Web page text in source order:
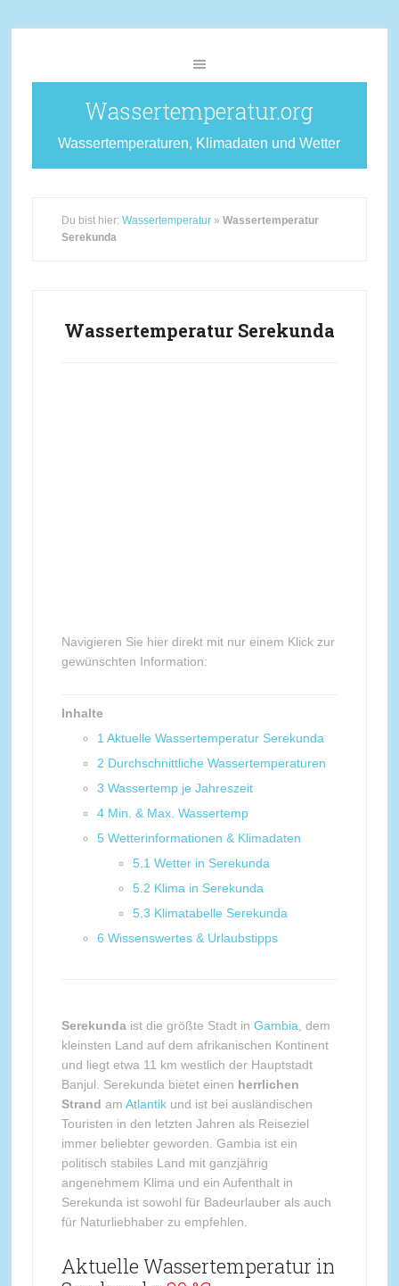
Wassertemperatur.org
Wassertemperaturen, Klimadaten und Wetter
Du bist hier: Wassertemperatur» Wassertemperatur
Serekunda
Wassertemperatur Serekunda
Navigieren Sie hier direkt mit nur einem Klick zur
gewünschten Information:
Inhalte
1 Aktuelle Wassertemperatur Serekunda
2 Durchschnittliche Wassertemperaturen
3 Wassertemp je Jahreszeit
4 Min. & Max. Wassertemp
5 Wetterinformationen & Klimadaten
5.1 Wetter in Serekunda
5.2 Klima in Serekunda
5.3 Klimatabelle Serekunda
6 Wissenswertes & Urlaubstipps
Serekundaist die größte Stadt in Gambia , dem
kleinsten Land auf dem afrikanischen Kontinent
und liegt etwa 11 km westlich der Hauptstadt
Banjul. Serekunda bietet einen herrlichen
Strand am Atlantikund ist bei ausländischen
Touristen in den letzten Jahren als Reiseziel
immer beliebter geworden. Gambia ist ein
politisch stabiles Land mit ganzjährig
angenehmem Klima und ein Aufenthalt in
Serekunda ist sowohl für Badeurlauber als auch
für Naturliebhaber zu empfehlen.
Aktuelle Wassertemperatur in